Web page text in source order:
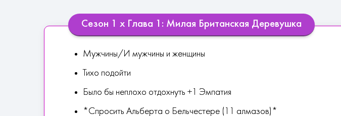
Сезон 1 х Глава 1: Милая Британская Деревушка
Мужчины/И мужчины и женщины
Тихо подойти
Было бы неплохо отдохнуть +1 Эмпатия
*Спросить Альберта о Бельчестере (11 алмазов)*